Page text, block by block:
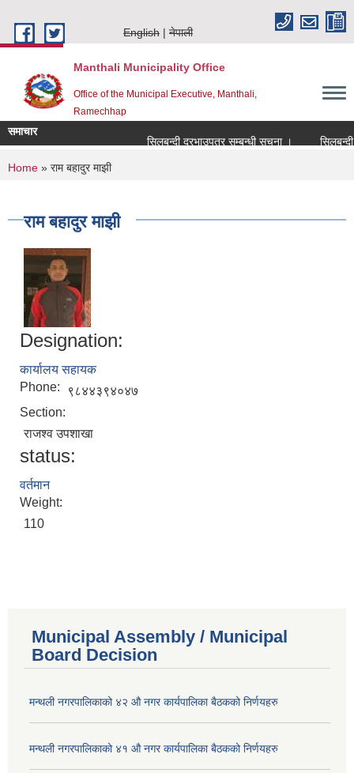
English
नेपाली
Manthali Municipality Office
Office of the Municipal Executive, Manthali,
Ramechhap
समाचार
सिलबन्दी दरभाउपत्र सम्बन्धी सूचना ।
सिलबन्दी
You are here
Home » राम बहादुर माझी
राम बहादुर माझी
Designation:
कार्यालय सहायक
Phone:
९८४४३९४०४७
Section:
राजश्व उपशाखा
status:
वर्तमान
Weight:
110
Municipal Assembly / Municipal
Board Decision
मन्थली नगरपालिकाको ४२ औ नगर कार्यपालिका बैठकको निर्णयहरु
मन्थली नगरपालिकाको ४१ औ नगर कार्यपालिका बैठकको निर्णयहरु